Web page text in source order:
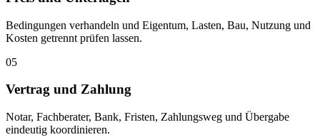
Bedingungen verhandeln und Eigentum, Lasten, Bau, Nutzung und
Kosten getrennt prüfen lassen.
05
Vertrag und Zahlung
Notar, Fachberater, Bank, Fristen, Zahlungsweg und Übergabe
eindeutig koordinieren.